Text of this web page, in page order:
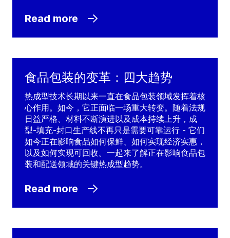
Read more
食品包装的变革：四大趋势
热成型技术长期以来一直在食品包装领域发挥着核
心作用。如今，它正面临一场重大转变。随着法规
日益严格、材料不断演进以及成本持续上升，成
型-填充-封口生产线不再只是需要可靠运行 - 它们
如今正在影响食品如何保鲜、如何实现经济实惠，
以及如何实现可回收。一起来了解正在影响食品包
装和配送领域的关键热成型趋势。
Read more